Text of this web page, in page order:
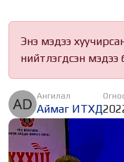
Энэ мэдээ
нийтлэгдсэн мэдээ
Ангилал
Аймаг ИТХД